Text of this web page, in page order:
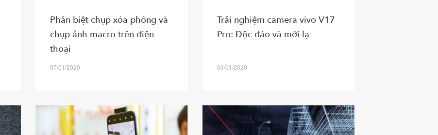
Phân biệt chụp xóa phông và
chụp ảnh macro trên điện
thoại
07/01/2020
Trải nghiệm camera vivo V17
Pro: Độc đáo và mới lạ
03/01/2020